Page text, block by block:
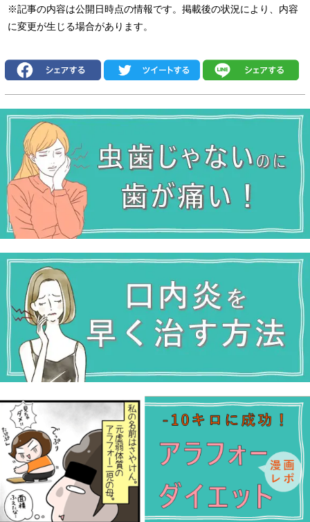
※記事の内容は公開日時点の情報です。掲載後の状況により、内容
に変更が生じる場合があります。